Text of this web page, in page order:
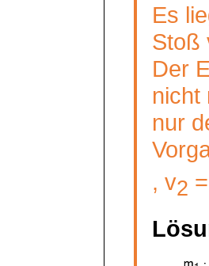
Es
Stoß
Der
nicht
nur
, v2